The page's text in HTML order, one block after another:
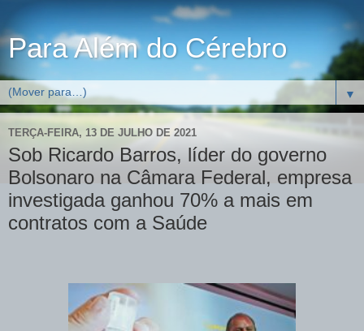
Para Além do Cérebro
▼
TERÇA-FEIRA, 13 DE JULHO DE 2021
Sob Ricardo Barros, líder do governo
Bolsonaro na Câmara Federal, empresa
investigada ganhou 70% a mais em
contratos com a Saúde